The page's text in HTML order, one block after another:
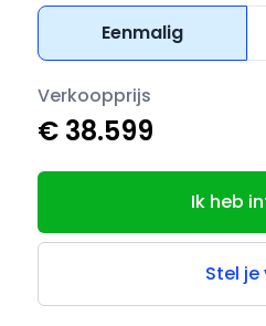
Eenmalig
Verkoopprijs
€ 38.599
Ik heb
Stel